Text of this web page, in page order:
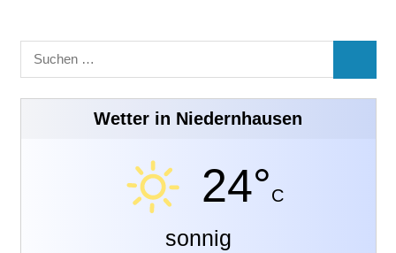
Suchen
nach:
Wetter in Niedernhausen
24°C
sonnig